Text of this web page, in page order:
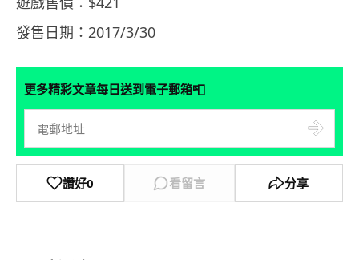
發售日期：2017/3/30
更多精彩文章每日送到電子郵箱📮
讚好0 看留言 分享